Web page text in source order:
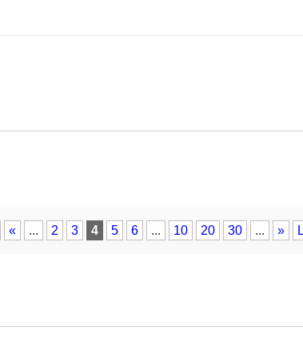
« ... 2 3 4 5 6 ... 10 20 30 ... »